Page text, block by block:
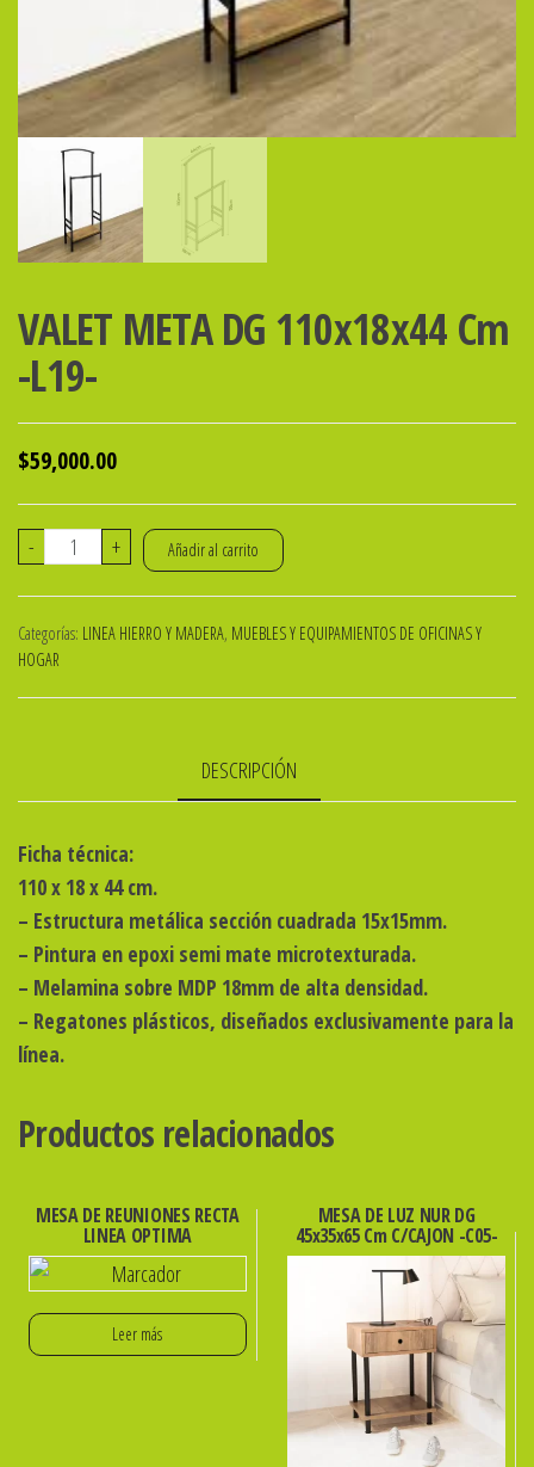
VALET META DG 110x18x44 Cm
-L19-
$59,000.00
-
VALET
110x18x44
+ Añadir al carrito
Categorías: LINEA HIERRO Y MADERA, MUEBLES Y EQUIPAMIENTOS DE OFICINAS Y
HOGAR
DESCRIPCIÓN
Ficha técnica:
110 x 18 x 44 cm.
– Estructura metálica sección cuadrada 15x15mm.
– Pintura en epoxi semi mate microtexturada.
– Melamina sobre MDP 18mm de alta densidad.
– Regatones plásticos, diseñados exclusivamente para la
línea.
Productos relacionados
MESA DE REUNIONES RECTA
LINEA OPTIMA
Leer más
MESA DE LUZ NUR DG
45x35x65 Cm C/CAJON -C05-